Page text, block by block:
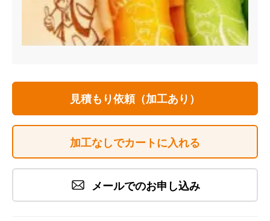
見積もり依頼（加工あり）
加工なしでカートに入れる
メールでのお申し込み